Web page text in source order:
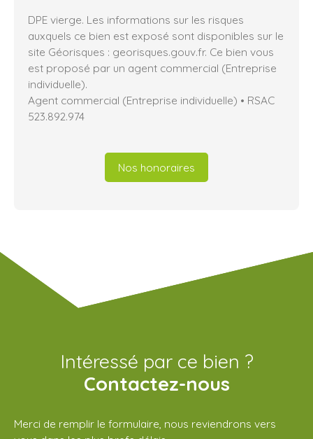
DPE vierge. Les informations sur les risques
auxquels ce bien est exposé sont disponibles sur le
site Géorisques : georisques.gouv.fr. Ce bien vous
est proposé par un agent commercial (Entreprise
individuelle).
Agent commercial (Entreprise individuelle) • RSAC
523.892.974
Nos honoraires
Intéressé par ce bien ?
Contactez-nous
Merci de remplir le formulaire, nous reviendrons vers